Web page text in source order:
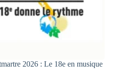
2026 : Le 18e en musique